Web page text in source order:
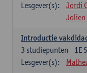
Lesgever(s):
Jordi
Jolien
Introductie
1E
3 studiepunten
Lesgever(s):